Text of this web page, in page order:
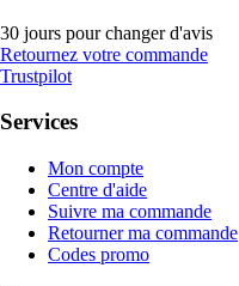
30 jours pour changer d'avis
Retournez votre commande
Trustpilot
Services
Mon compte
Centre d'aide
Suivre ma commande
Retourner ma commande
Codes promo